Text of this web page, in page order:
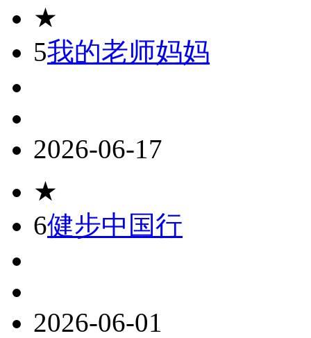
★
5我的老师妈妈
2026-06-17
★
6健步中国行
2026-06-01